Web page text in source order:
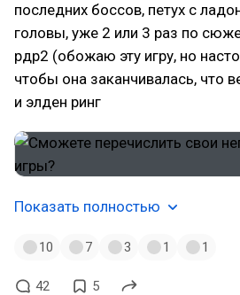
последних боссов, петух с
головы, уже 2 или 3 раз по
рдр2 (обожаю эту игру, но
чтобы она заканчивалась, что
и элден ринг
Показать полностью
10 7 3 1 1
42 5